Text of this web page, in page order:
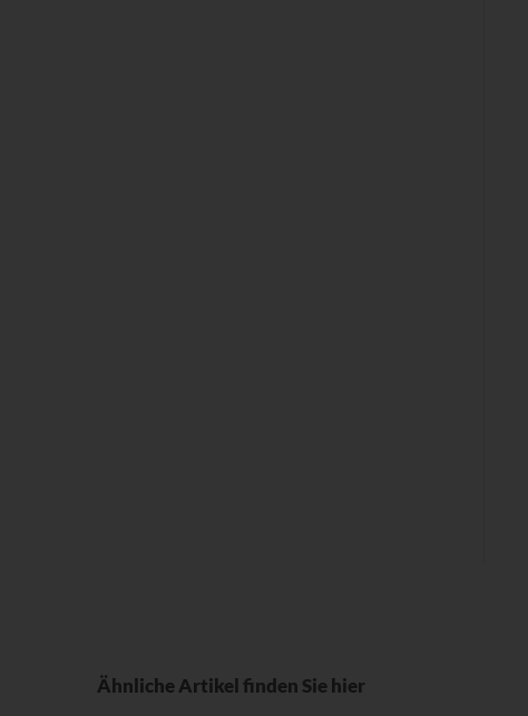
Ähnliche Artikel finden Sie hier